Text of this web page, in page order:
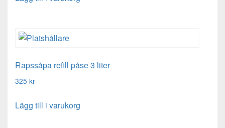
Rapssåpa refill påse 3 liter
325 kr
Lägg till i varukorg